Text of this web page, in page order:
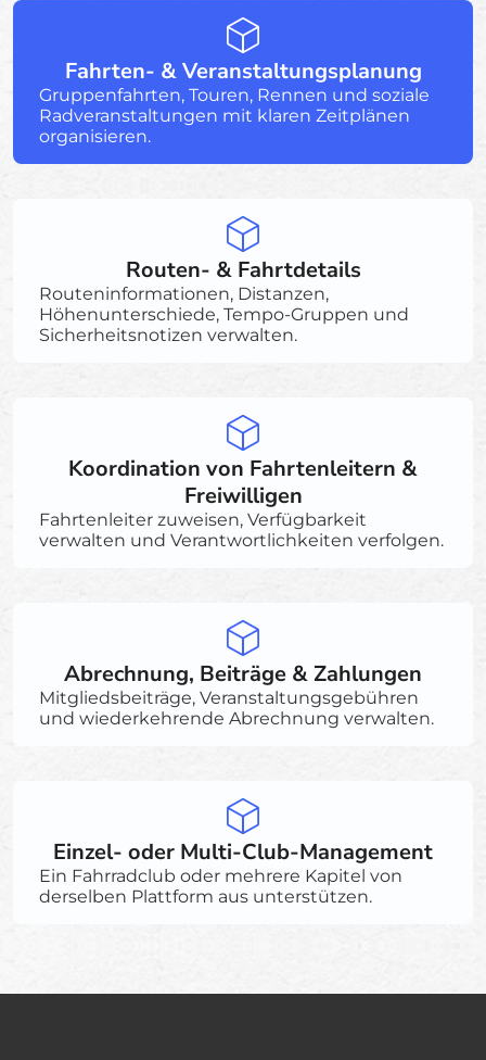
Fahrten- & Veranstaltungsplanung
Gruppenfahrten, Touren, Rennen und soziale
Radveranstaltungen mit klaren Zeitplänen
organisieren.
Routen- & Fahrtdetails
Routeninformationen, Distanzen,
Höhenunterschiede, Tempo-Gruppen und
Sicherheitsnotizen verwalten.
Koordination von Fahrtenleitern &
Freiwilligen
Fahrtenleiter zuweisen, Verfügbarkeit
verwalten und Verantwortlichkeiten verfolgen.
Abrechnung, Beiträge & Zahlungen
Mitgliedsbeiträge, Veranstaltungsgebühren
und wiederkehrende Abrechnung verwalten.
Einzel- oder Multi-Club-Management
Ein Fahrradclub oder mehrere Kapitel von
derselben Plattform aus unterstützen.